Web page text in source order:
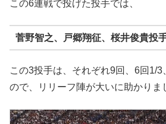
この6連戦で投げた投手では、
菅野智之、戸郷翔征、桜井俊貴投
この3投手は、それぞれ9回、6回1/3
ので、リリーフ陣が大いに助かりま